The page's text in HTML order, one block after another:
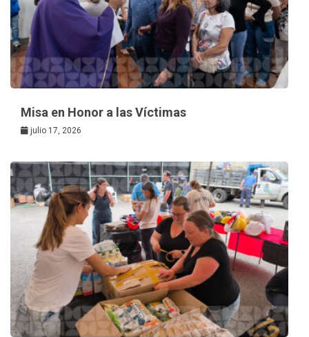
Misa en Honor a las Víctimas
julio 17, 2026